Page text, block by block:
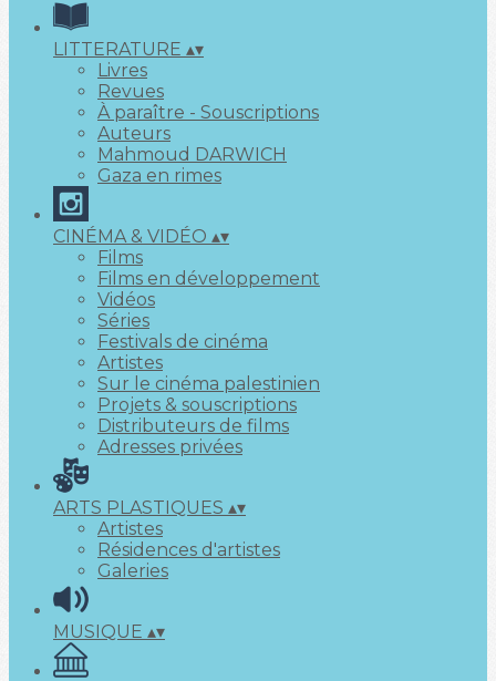
LITTERATURE ▴▾
Livres
Revues
À paraître - Souscriptions
Auteurs
Mahmoud DARWICH
Gaza en rimes
CINÉMA & VIDÉO ▴▾
Films
Films en développement
Vidéos
Séries
Festivals de cinéma
Artistes
Sur le cinéma palestinien
Projets & souscriptions
Distributeurs de films
Adresses privées
ARTS PLASTIQUES ▴▾
Artistes
Résidences d'artistes
Galeries
MUSIQUE ▴▾